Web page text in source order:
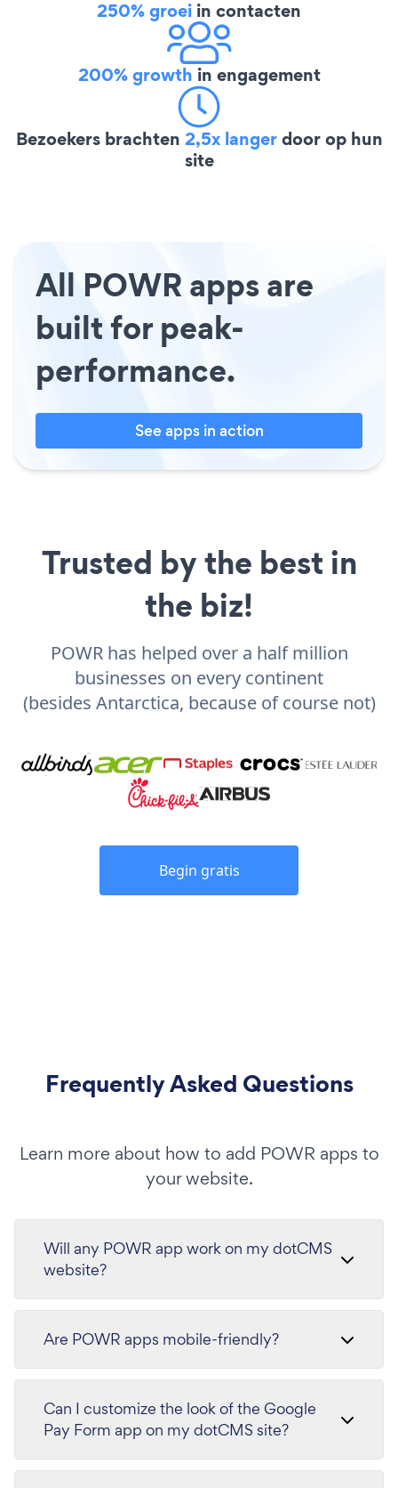
250% groei in contacten
200% growth in engagement
Bezoekers brachten 2,5x langerdoor op hun
site
All POWR apps are
built for peak-
performance.
See apps in action
Trusted by the best in
the biz!
POWR has helped over a half million
businesses on every continent
(besides Antarctica, because of course not)
Begin gratis
Frequently Asked Questions
Learn more about how to add POWR apps to
your website.
Will any POWR app work on my dotCMS
website?
Are POWR apps mobile-friendly?
Can I customize the look of the Google
Pay Form app on my dotCMS site?